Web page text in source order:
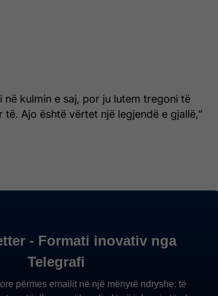
në kulmin e saj, por ju lutem tregoni të
Ajo është vërtet një legjendë e gjallë,”